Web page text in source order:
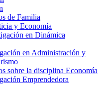
de Familia
y Economía
en Dinámica
en Administración y
sobre la disciplina Economía
Emprendedora